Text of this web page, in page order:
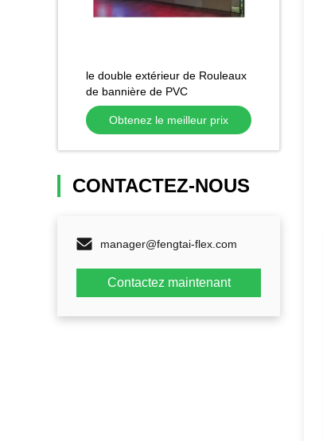
le double extérieur de Rouleaux
de bannière de PVC
440gsm/510gsm a dégrossi
Fléchir Sheet Cold Laminated
Obtenez le meilleur prix
CONTACTEZ-NOUS
manager@fengtai-flex.com
Contactez maintenant